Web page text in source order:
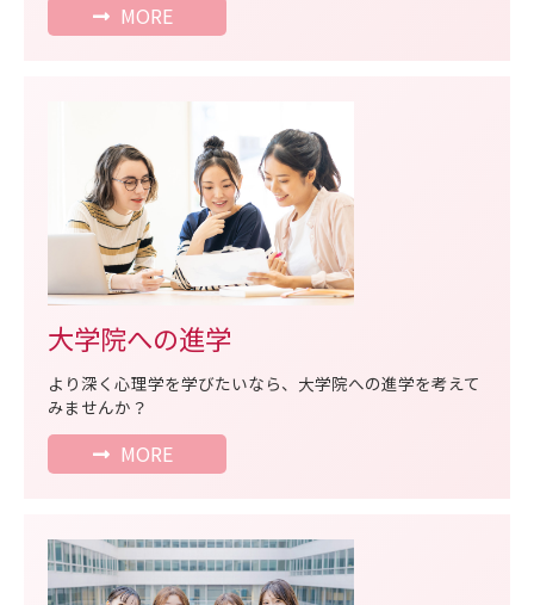
MORE
大学院への進学
より深く心理学を学びたいなら、大学院への進学を考えて
みませんか？
MORE